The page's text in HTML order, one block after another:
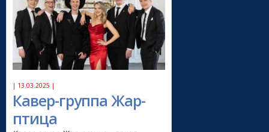
| 13.03.2025 |
Кавер-группа Жар-
птица